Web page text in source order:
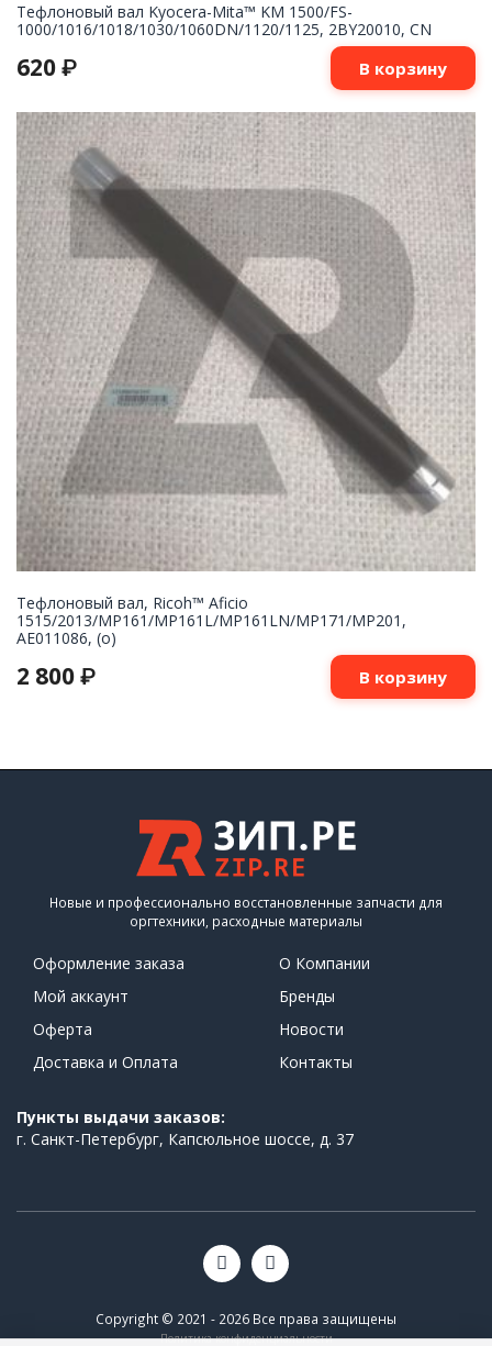
Тефлоновый вал Kyocera-Mita™ KM 1500/FS-
1000/1016/1018/1030/1060DN/1120/1125, 2BY20010, CN
620 ₽ В корзину
Тефлоновый вал, Ricoh™ Aficio
1515/2013/MP161/MP161L/MP161LN/MP171/MP201,
AE011086, (o)
2 800 ₽ В корзину
Новые и профессионально восстановленные запчасти для
оргтехники, расходные материалы
Оформление заказа
Мой аккаунт
Оферта
Доставка и Оплата
О Компании
Бренды
Новости
Контакты
Пункты выдачи заказов:
г. Санкт-Петербург, Капсюльное шоссе, д. 37
Copyright © 2021 - 2026 Все права защищены
Политика конфиденциальности